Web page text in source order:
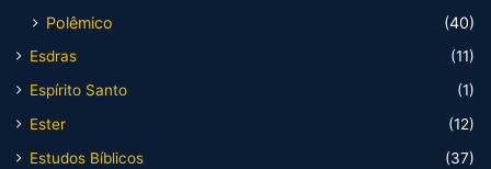
Polêmico
(40)
Esdras
(11)
Espírito Santo
(1)
Ester
(12)
Estudos Bíblicos
(37)